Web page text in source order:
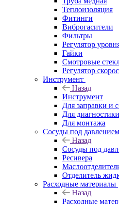
Теплоизоляция
Фитинги
Виброгасители
Фильтры
Регулятор
Гайки
Смотровые
Регулятор
Инструмент
Назад
Инструмент
Для заправки и
Для диагностики
Для монтажа
Сосуды под давлением
Назад
Сосуды под
Ресивера
Отделитель
Расходные материалы
Назад
Расходные